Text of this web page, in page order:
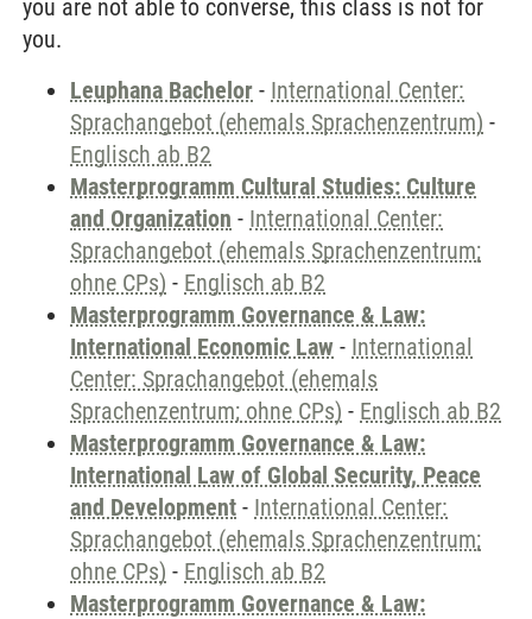
you are not able to converse, this class is not for
you.
Leuphana Bachelor - International Center:
Sprachangebot (ehemals Sprachenzentrum) -
Englisch ab B2
Masterprogramm Cultural Studies: Culture
and Organization - International Center:
Sprachangebot (ehemals Sprachenzentrum;
ohne CPs) - Englisch ab B2
Masterprogramm Governance & Law:
International Economic Law - International
Center: Sprachangebot (ehemals
Sprachenzentrum; ohne CPs) - Englisch ab B2
Masterprogramm Governance & Law:
International Law of Global Security, Peace
and Development - International Center:
Sprachangebot (ehemals Sprachenzentrum;
ohne CPs) - Englisch ab B2
Masterprogramm Governance & Law: